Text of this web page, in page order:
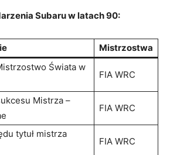
Subaru w latach 90:
Mistrzostwa
Świata w
FIA WRC
Mistrza –
FIA WRC
tytuł mistrza
FIA WRC